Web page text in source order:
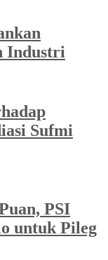
Industri
Sufmi
PSI
untuk Pileg